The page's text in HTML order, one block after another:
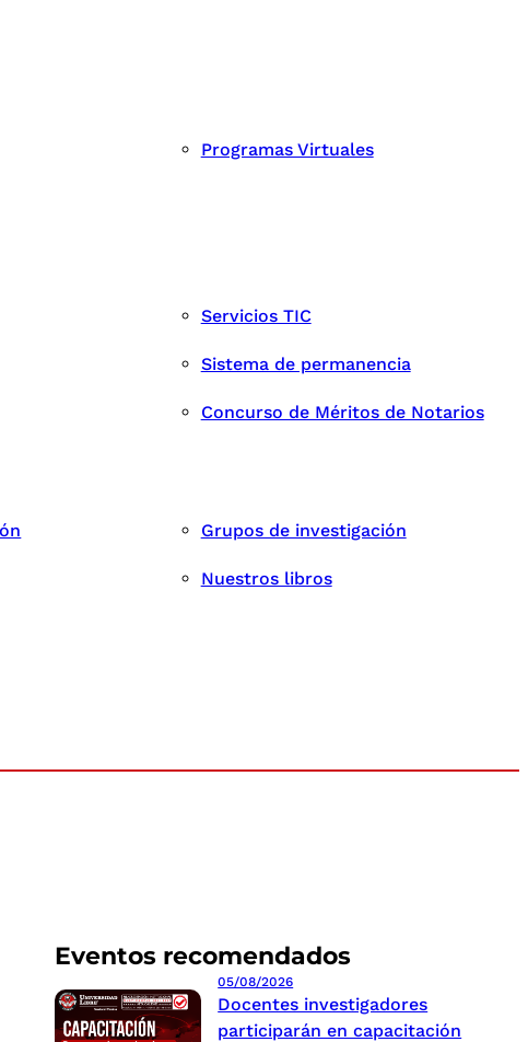
Programas Virtuales
Servicios TIC
Sistema de permanencia
Concurso de Méritos de Notarios
Grupos de investigación
Nuestros libros
Eventos recomendados
05/08/2026
Docentes investigadores
participarán en capacitación